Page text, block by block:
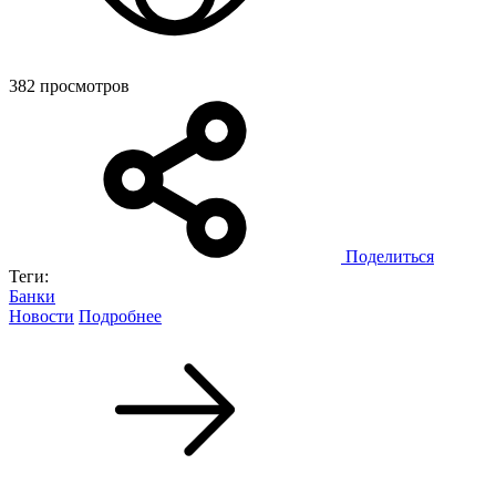
382 просмотров
Поделиться
Теги:
Банки
Новости Подробнее